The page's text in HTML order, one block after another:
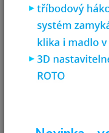
Interiérové dveře
masivní dub
SOFT
masivní dub